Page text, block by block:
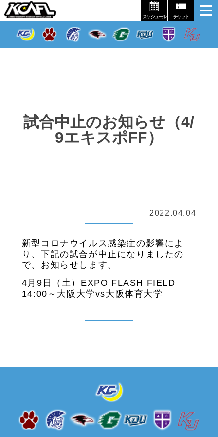
スケジュール チケット
試合中止のお知らせ（4/
9エキスポFF）
2022.04.04
新型コロナウイルス感染症の影響によ
り、下記の試合が中止になりましたの
で、お知らせします。
4月9日（土）EXPO FLASH FIELD
14:00～大阪大学vs大阪体育大学